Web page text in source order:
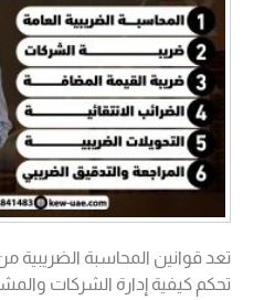
تعد قوانين المحاسبة الضريبية من
تحكم كيفية إدارة الشركات